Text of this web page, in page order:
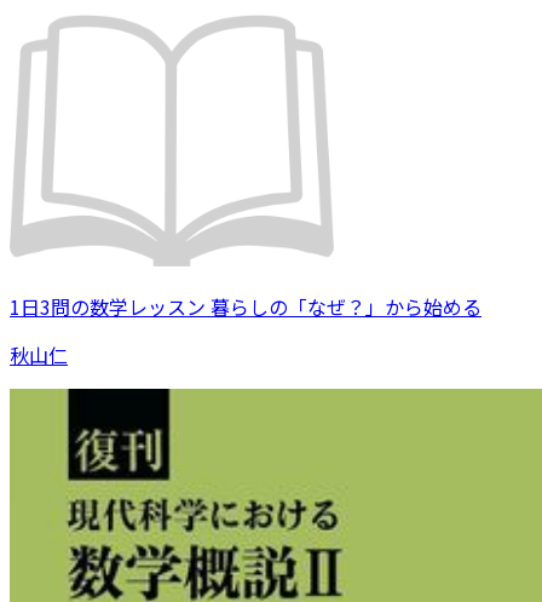
1日3問の数学レッスン 暮らしの「なぜ？」から始める
秋山仁